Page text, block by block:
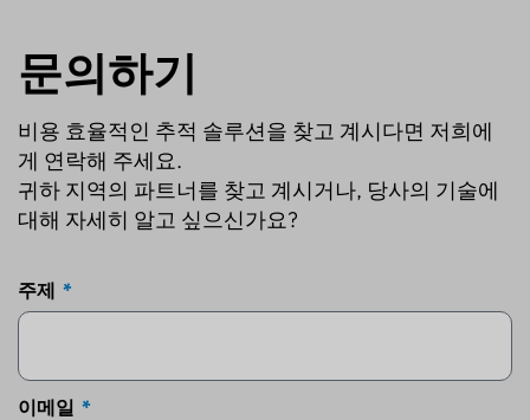
문의하기
비용 효율적인 추적 솔루션을 찾고 계시다면 저희에
게 연락해 주세요.
귀하 지역의 파트너를 찾고 계시거나, 당사의 기술에
대해 자세히 알고 싶으신가요?
주제
이메일